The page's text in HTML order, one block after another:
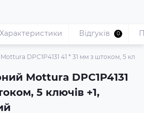
DPC1P4131 41 * 31 мм з штоком, 5
Mottura DPC1P4131
5 ключів +1,
Характеристики Відгуків 0